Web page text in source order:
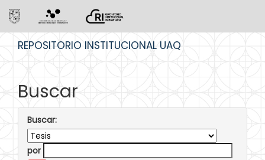
REPOSITORIO INSTITUCIONAL UAQ
Buscar
Buscar:
por